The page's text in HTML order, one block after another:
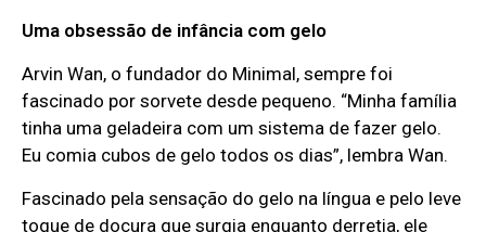
Uma obsessão de infância com gelo
Arvin Wan, o fundador do Minimal, sempre foi
fascinado por sorvete desde pequeno. “Minha família
tinha uma geladeira com um sistema de fazer gelo.
Eu comia cubos de gelo todos os dias”, lembra Wan.
Fascinado pela sensação do gelo na língua e pelo leve
toque de doçura que surgia enquanto derretia, ele